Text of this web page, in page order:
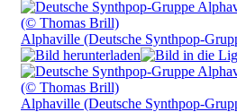
Alphaville (Deutsche Synthpop-
Alphaville (Deutsche Synthpop-